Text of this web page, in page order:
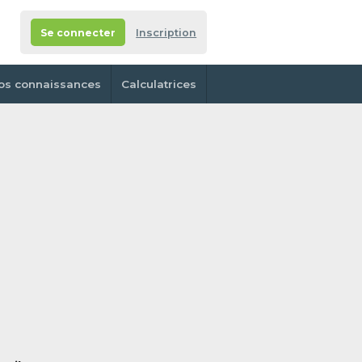
Se connecter Inscription
connaissances Calculatrices